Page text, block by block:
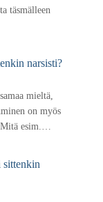
täsmälleen
narsisti?
mieltä,
on myös
esim.…